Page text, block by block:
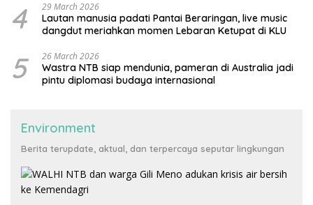
4 29 March 2026
Lautan manusia padati Pantai Beraringan, live music
dangdut meriahkan momen Lebaran Ketupat di KLU
5 26 March 2026
Wastra NTB siap mendunia, pameran di Australia jadi
pintu diplomasi budaya internasional
Environment
Berita terupdate, aktual, dan terpercaya seputar lingkungan